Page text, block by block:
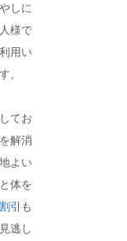
しに
様で
用い
。
てお
解消
よい
体を
割引 も
逃し